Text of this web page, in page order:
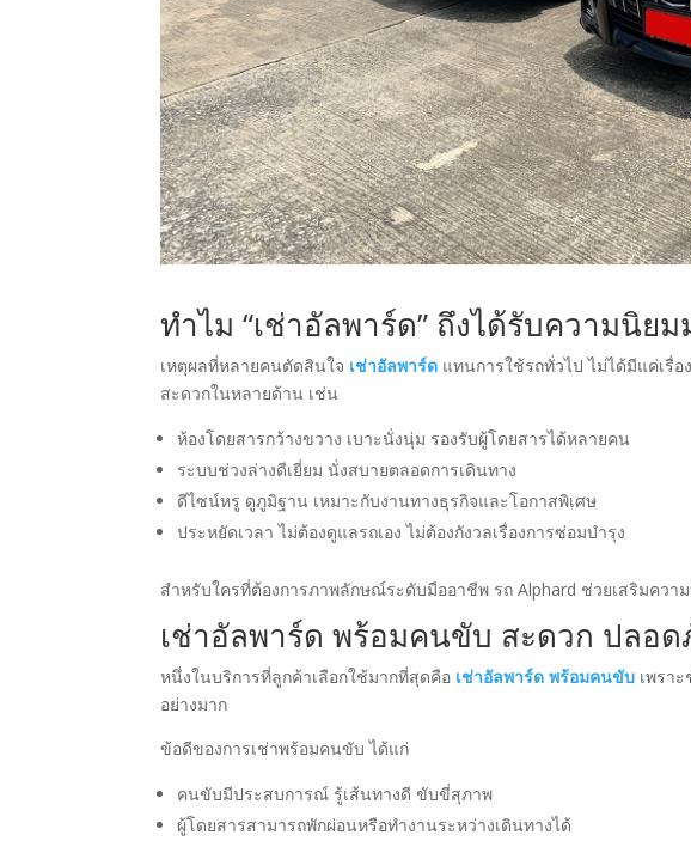
ทำไม “เช่าอัลพาร์ด” ถึงได้รับความนิย
เหตุผลที่หลายคนตัดสินใจ เช่าอัลพาร์ด แทนการใช้รถทั่วไป ไม่ได้มีแค่เรื่
สะดวกในหลายด้าน เช่น
ห้องโดยสารกว้างขวาง เบาะนั่งนุ่ม รองรับผู้โดยสารได้หลายคน
ระบบช่วงล่างดีเยี่ยม นั่งสบายตลอดการเดินทาง
ดีไซน์หรู ดูภูมิฐาน เหมาะกับงานทางธุรกิจและโอกาสพิเศษ
ประหยัดเวลา ไม่ต้องดูแลรถเอง ไม่ต้องกังวลเรื่องการซ่อมบำรุง
สำหรับใครที่ต้องการภาพลักษณ์ระดับมืออาชีพ รถ Alphard ช่วยเสริมคว
เช่าอัลพาร์ด พร้อมคนขับ สะดวก ปลอด
หนึ่งในบริการที่ลูกค้าเลือกใช้มากที่สุดคือ เช่าอัลพาร์ด พร้อมคนขับ เพรา
อย่างมาก
ข้อดีของการเช่าพร้อมคนขับ ได้แก่
คนขับมีประสบการณ์ รู้เส้นทางดี ขับขี่สุภาพ
ผู้โดยสารสามารถพักผ่อนหรือทำงานระหว่างเดินทางได้